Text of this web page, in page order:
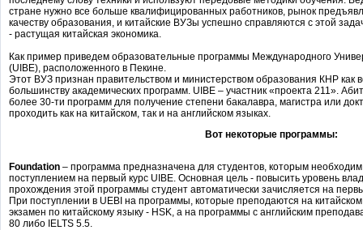
стране нужно все больше квалифицированных работников, рынок
качеству образования, и китайские ВУЗы успешно справляются с этой
- растущая китайская экономика.
Как пример приведем образовательные программы Международного
(UIBE), расположенного в Пекине.
Этот ВУЗ признан правительством и министерством образования КНР как
большинству академических программ. UIBE – участник «проекта 211».
более 30-ти программ для получение степени бакалавра, магистра или
проходить как на китайском, так и на английском языках.
Вот некоторые программы:
Foundation – программа предназначена для студентов, которым
поступлением на первый курс UIBE. Основная цель - повысить уровень
прохождения этой программы студент автоматически зачисляется на
При поступлении в UEBI на программы, которые преподаются на
экзамен по китайскому языку - HSK, а на программы с английским
80 либо IELTS 5.5.